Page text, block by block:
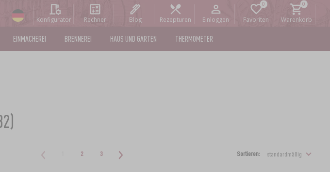
Konfigurator Rechner Blog Rezepturen Einloggen Favoriten Warenkorb
EINMACHEREI BRENNEREI HAUS UND GARTEN THERMOMETER
2 3 Sortieren: